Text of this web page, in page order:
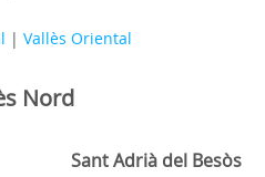
| Vallès Oriental
Nord
Sant Adrià del Besòs